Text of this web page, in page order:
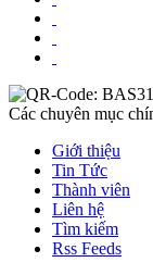
Các chuyên mục
Giới thiệu
Tin Tức
Thành viên
Liên hệ
Tìm kiếm
Rss Feeds